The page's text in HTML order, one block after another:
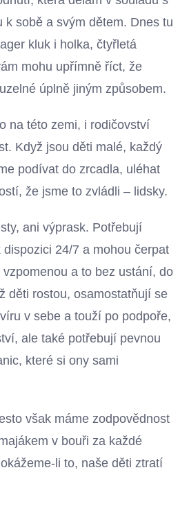
k sobě a svým dětem. Dnes tu
kluk i holka, čtyřletá
mohu upřímně říct, že
úplně jiným způsobem.
na této zemi, i rodičovství
Když jsou děti malé, každý
podívat do zrcadla, uléhat
že jsme to zvládli – lidsky.
ani výprask. Potřebují
24/7 a mohou čerpat
a to bez ustání, do
děti rostou, osamostatňují se
v sebe a touží po podpoře,
ale také potřebují pevnou
které si ony sami
však máme zodpovědnost
v bouři za každé
li to, naše děti ztratí